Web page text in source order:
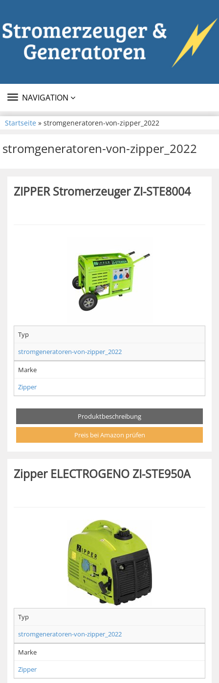
TOGGLE
NAVIGATION
Startseite » stromgeneratoren-von-zipper_2022
stromgeneratoren-von-zipper_2022
ZIPPER Stromerzeuger ZI-STE8004
Typ
stromgeneratoren-von-zipper_2022
Marke
Zipper
Produktbeschreibung
Preis bei Amazon prüfen
Zipper ELECTROGENO ZI-STE950A
Typ
stromgeneratoren-von-zipper_2022
Marke
Zipper